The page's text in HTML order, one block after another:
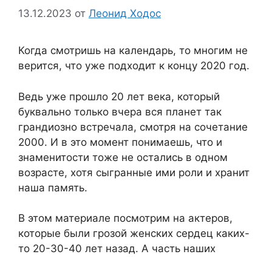
13.12.2023 от Леонид Ходос
Когда смотришь на календарь, то многим не
верится, что уже подходит к концу 2020 год.
Ведь уже прошло 20 лет века, который
буквально только вчера вся планет так
грандиозно встречала, смотря на сочетание
2000. И в это момент понимаешь, что и
знаменитости тоже не остались в одном
возрасте, хотя сыгранные ими роли и хранит
наша память.
В этом материале посмотрим на актеров,
которые были грозой женских сердец каких-
то 20-30-40 лет назад. А часть наших